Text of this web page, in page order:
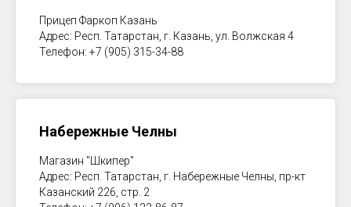
Прицеп Фаркоп Казань
Адрес: Респ. Татарстан, г. Казань, ул. Волжская 4
Телефон: +7 (905) 315-34-88
Набережные Челны
Магазин "Шкипер"
Адрес: Респ. Татарстан, г. Набережные Челны, пр-кт
Казанский 226, стр. 2